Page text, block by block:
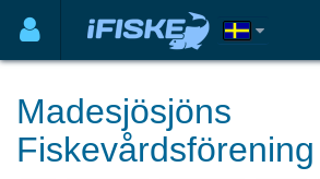
Madesjösjöns
Fiskevårdsförening